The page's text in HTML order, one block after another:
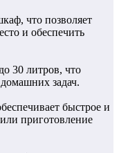
что позволяет
и обеспечить
30 литров, что
задач.
быстрое и
приготовление